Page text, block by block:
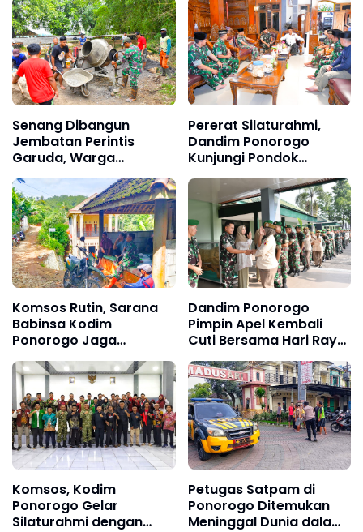
Senang Dibangun
Jembatan Perintis
Garuda, Warga
Antusias Bergotong
Royong Bersama TNI
Pererat Silaturahmi,
Dandim Ponorogo
Kunjungi Pondok
Pesantren Al-Iman
Komsos Rutin, Sarana
Babinsa Kodim
Ponorogo Jaga
Kedekatan dengan
Warga
Dandim Ponorogo
Pimpin Apel Kembali
Cuti Bersama Hari Raya
Idul Fitri 1447 H
Gelombang II
Dilanjutkan Halal Bihalal
Komsos, Kodim
Ponorogo Gelar
Silaturahmi dengan
Petugas Satpam di
Ponorogo Ditemukan
Meninggal Dunia dalam